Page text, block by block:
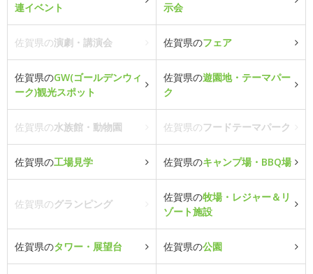
連イベント
示会
佐賀県の演劇・講演会 佐賀県のフェア
佐賀県のGW(ゴールデンウィ
ーク)観光スポット
佐賀県の遊園地・テーマパー
ク
佐賀県の水族館・動物園 佐賀県のフードテーマパーク
佐賀県の工場見学 佐賀県のキャンプ場・BBQ場
佐賀県のグランピング
佐賀県の牧場・レジャー＆リ
ゾート施設
佐賀県のタワー・展望台 佐賀県の公園